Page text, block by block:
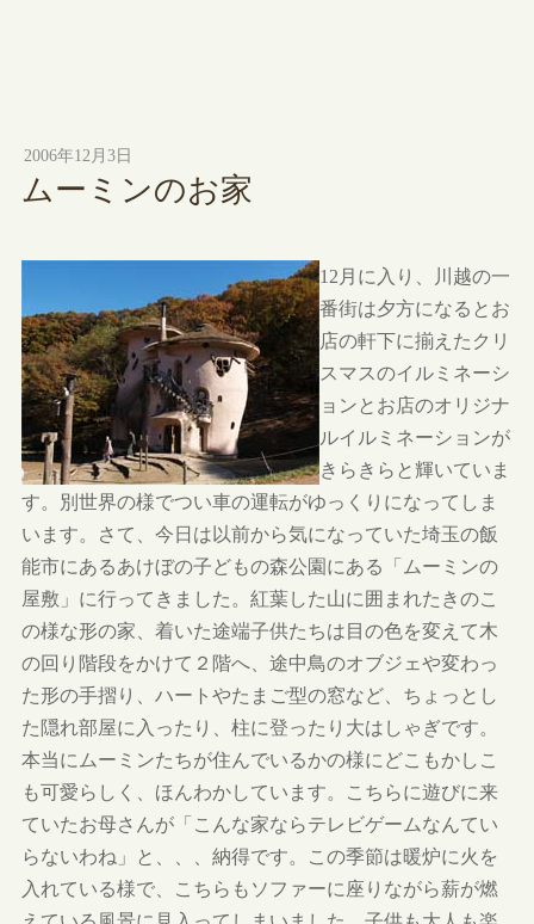
2006年12月3日
ムーミンのお家
12月に入り、川越の一
番街は夕方になるとお
店の軒下に揃えたクリ
スマスのイルミネーシ
ョンとお店のオリジナ
ルイルミネーションが
きらきらと輝いていま
す。別世界の様でつい車の運転がゆっくりになってしま
います。さて、今日は以前から気になっていた埼玉の飯
能市にあるあけぼの子どもの森公園にある「ムーミンの
屋敷」に行ってきました。紅葉した山に囲まれたきのこ
の様な形の家、着いた途端子供たちは目の色を変えて木
の回り階段をかけて２階へ、途中鳥のオブジェや変わっ
た形の手摺り、ハートやたまご型の窓など、ちょっとし
た隠れ部屋に入ったり、柱に登ったり大はしゃぎです。
本当にムーミンたちが住んでいるかの様にどこもかしこ
も可愛らしく、ほんわかしています。こちらに遊びに来
ていたお母さんが「こんな家ならテレビゲームなんてい
らないわね」と、、、納得です。この季節は暖炉に火を
入れている様で、こちらもソファーに座りながら薪が燃